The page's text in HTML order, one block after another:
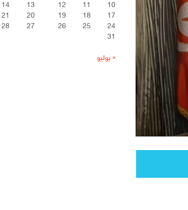
10
11
12
13
14
17
18
19
20
21
24
25
26
27
28
31
« يوليو